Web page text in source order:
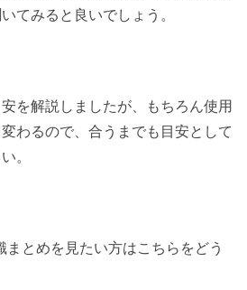
てみると良いでしょう。
を解説しましたが、もちろん使用
わるので、合うまでも目安として
。
まとめを見たい方はこちらをどう